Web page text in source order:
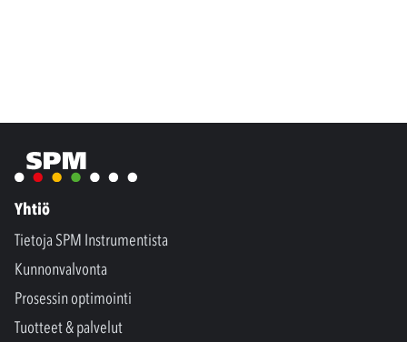
Yhtiö
Tietoja SPM Instrumentista
Kunnonvalvonta
Prosessin optimointi
Tuotteet & palvelut